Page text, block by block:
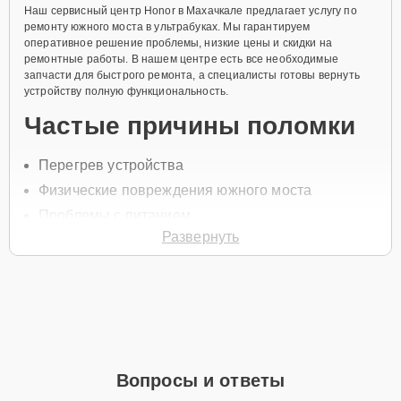
Наш сервисный центр Honor в Махачкале предлагает услугу по
ремонту южного моста в ультрабуках. Мы гарантируем
оперативное решение проблемы, низкие цены и скидки на
ремонтные работы. В нашем центре есть все необходимые
запчасти для быстрого ремонта, а специалисты готовы вернуть
устройству полную функциональность.
Частые причины поломки
Перегрев устройства
Физические повреждения южного моста
Окисление контактов
Главные особенности
Развернуть
Вопросы и ответы